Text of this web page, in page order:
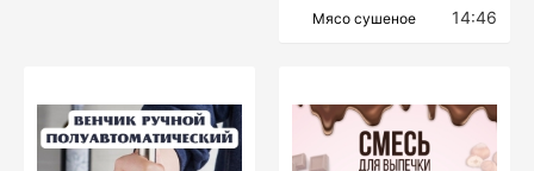
Мясо сушеное 14:46